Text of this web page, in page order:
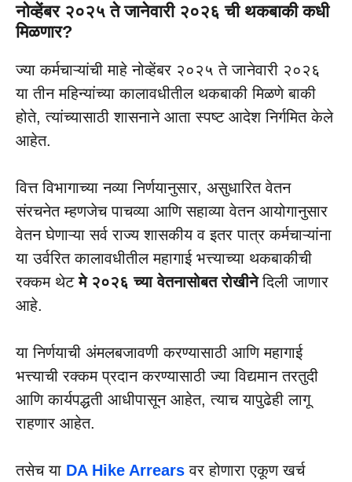
नोव्हेंबर २०२५ ते जानेवारी २०२६ ची थकबाकी कधी
मिळणार?
ज्या कर्मचाऱ्यांची माहे नोव्हेंबर २०२५ ते जानेवारी २०२६
या तीन महिन्यांच्या कालावधीतील थकबाकी मिळणे बाकी
होते, त्यांच्यासाठी शासनाने आता स्पष्ट आदेश निर्गमित केले
आहेत.
वित्त विभागाच्या नव्या निर्णयानुसार, असुधारित वेतन
संरचनेत म्हणजेच पाचव्या आणि सहाव्या वेतन आयोगानुसार
वेतन घेणाऱ्या सर्व राज्य शासकीय व इतर पात्र कर्मचाऱ्यांना
या उर्वरित कालावधीतील महागाई भत्त्याच्या थकबाकीची
रक्कम थेटमे २०२६ च्या वेतनासोबत रोखीनेदिली जाणार
आहे.
या निर्णयाची अंमलबजावणी करण्यासाठी आणि महागाई
भत्त्याची रक्कम प्रदान करण्यासाठी ज्या विद्यमान तरतुदी
आणि कार्यपद्धती आधीपासून आहेत, त्याच यापुढेही लागू
राहणार आहेत.
तसेच या DA Hike Arrears वर होणारा एकूण खर्च